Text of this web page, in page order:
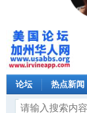
论坛 热点新闻